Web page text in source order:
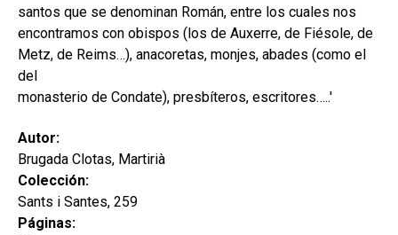
santos que se denominan Román, entre los cuales nos
encontramos con obispos (los de Auxerre, de Fiésole, de
Metz, de Reims…), anacoretas, monjes, abades (como el
del
monasterio de Condate), presbíteros, escritores…..'
Autor:
Brugada Clotas, Martirià
Colección:
Sants i Santes, 259
Páginas: